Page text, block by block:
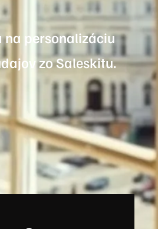
na personalizáciu
zo Saleskitu.